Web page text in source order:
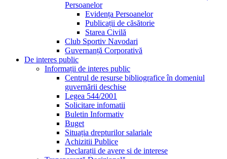
Persoanelor
Evidența Persoanelor
Publicații de căsătorie
Starea Civilă
Club Sportiv Navodari
Guvernanță Corporativă
De interes public
Informații de interes public
Centrul de resurse bibliografice în domeniul
guvernării deschise
Legea 544/2001
Solicitare infomatii
Buletin Informativ
Buget
Situația drepturilor salariale
Achizitii Publice
Declarații de avere si de interese